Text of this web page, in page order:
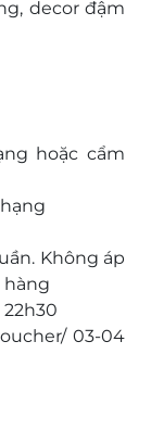
decor đậm
tiếp khách
hoặc cẩm
Không áp
22h30
03-04